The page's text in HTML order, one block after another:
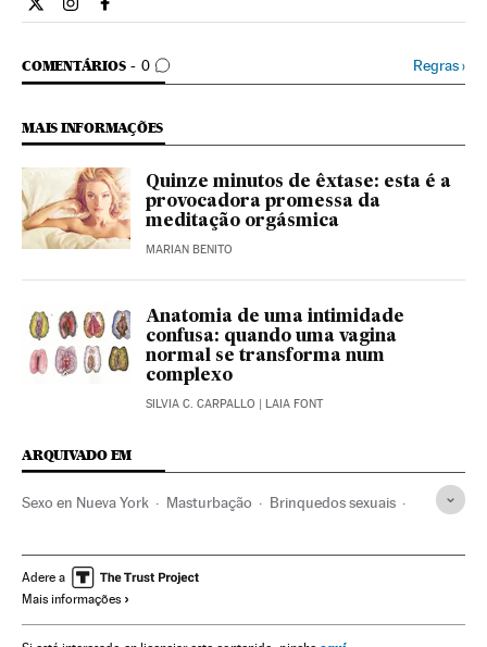
Estilo El País Brasil en Twitter
Estilo El País Brasil en Instagram
Estilo El País Brasil en Facebook
COMENTÁRIOS 0
COMENTÁRIOS Regras›
MAIS INFORMAÇÕES
Quinze minutos de êxtase: esta é a
provocadora promessa da
meditação orgásmica
MARIAN BENITO
Anatomia de uma intimidade
confusa: quando uma vagina
normal se transforma num
complexo
SILVIA C. CARPALLO | LAIA FONT
ARQUIVADO EM
Sexo en Nueva York Masturbação Brinquedos sexuais
Relações gênero Bem-estar
Adere a
Mais informações